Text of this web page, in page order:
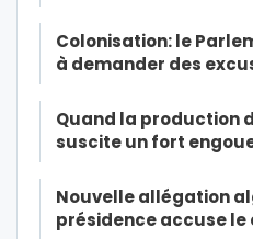
Colonisation: le
à demander des
Quand la production
suscite un fort
Nouvelle allégation
présidence accuse